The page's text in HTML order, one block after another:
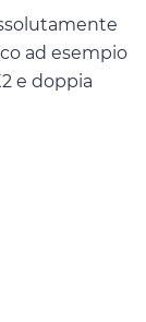
ad esempio
e doppia